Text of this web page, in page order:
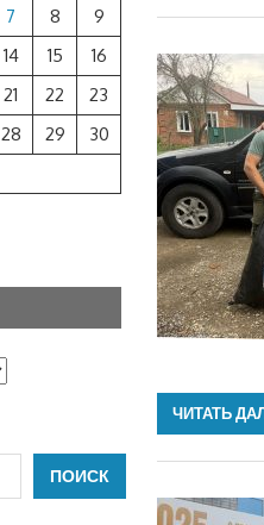
ЧИТАТЬ
7 8
9
14 15
16
21 22
23
28 29
30
ПОИСК